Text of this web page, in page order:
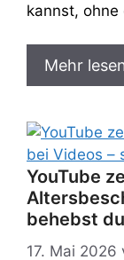
kannst,
Mehr lesen
YouTube
behebst
17. Mai 2026